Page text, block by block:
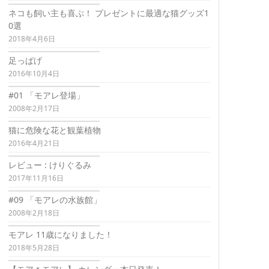
ネコも飼い主も喜ぶ！ プレゼントに最適な猫グッズ1
0選
2018年4月6日
足っぱげ
2016年10月4日
#01 「モアレ登場」
2008年2月17日
猫に危険な花と観葉植物
2016年4月21日
レビュー : けりぐるみ
2017年11月16日
#09 「モアレの水族館」
2008年2月18日
モアレ 11歳になりました！
2018年5月28日